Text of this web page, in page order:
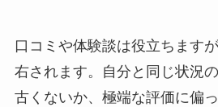
口コミや体験談は役立ちます
右されます。自分と同じ状況
古くないか、極端な評価に偏